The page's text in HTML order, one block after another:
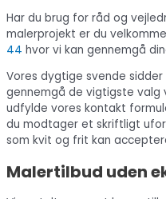
Har du brug for råd og
malerprojekt er du
44 hvor vi kan gennemgå
Vores dygtige svende
gennemgå de vigtigste valg
udfylde vores kontakt
du modtager et skriftligt
som kvit og frit kan
Malertilbud uden